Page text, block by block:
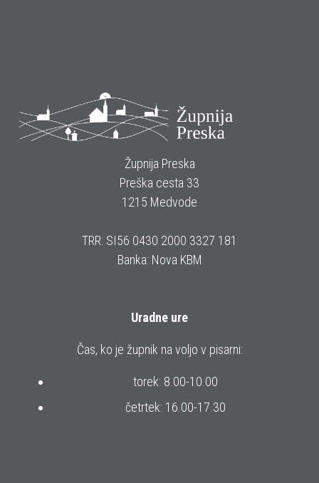
Župnija Preska
Preška cesta 33
1215 Medvode
TRR: SI56 0430 2000 3327 181
Banka: Nova KBM
Uradne ure
Čas, ko je župnik na voljo v pisarni:
torek: 8.00-10.00
četrtek: 16.00-17.30